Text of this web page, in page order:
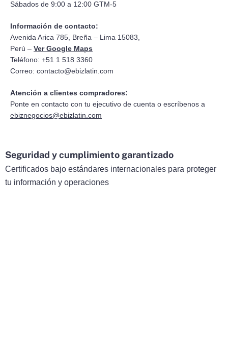
Sábados de 9:00 a 12:00 GTM-5
Información de contacto:
Avenida Arica 785, Breña – Lima 15083,
Perú – Ver Google Maps
Teléfono: +51 1 518 3360
Correo: contacto@ebizlatin.com
Atención a clientes compradores:
Ponte en contacto con tu ejecutivo de cuenta o escríbenos a
ebiznegocios@ebizlatin.com
Seguridad y cumplimiento garantizado
Certificados bajo estándares internacionales para proteger
tu información y operaciones